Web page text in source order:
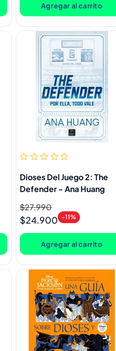
Agregar al carrito
Dioses Del Juego 2: The
Defender - Ana Huang
Precio
habitual
$27.990
Precio
de
oferta
$24.900 -11%
Agregar al carrito